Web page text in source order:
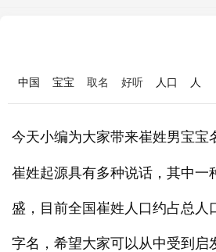
中国 宝宝 取名 好听 人口 人
今天小编为大家带来崔姓男宝宝
崔姓起源具有多种说话，其中
盛，目前全国崔姓人口约占总
字名，希望大家可以从中受到启